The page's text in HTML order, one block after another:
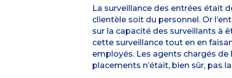
La surveillance des entrées était
clientèle soit du personnel. Or
sur la capacité des surveillants à
cette surveillance tout en en
employés. Les agents chargés
placements n’était, bien sûr, pas